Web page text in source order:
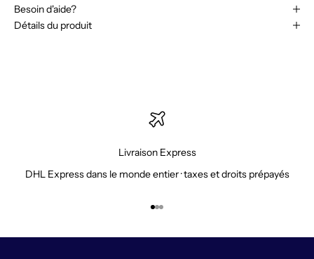
Besoin d'aide?
Détails du produit
Livraison Express
DHL Express dans le monde entier · taxes et droits prépayés
Aller à l'élément 1
Aller à l'élément 2
Aller à l'élément 3